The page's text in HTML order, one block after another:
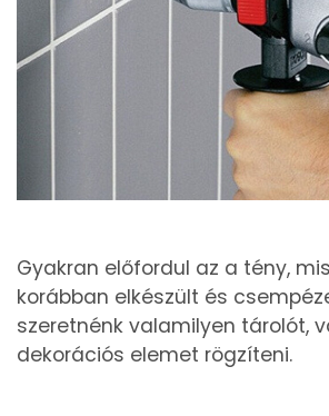
Gyakran előfordul az a tény,
korábban elkészült és
szeretnénk valamilyen tárolót,
dekorációs elemet rögzíteni.